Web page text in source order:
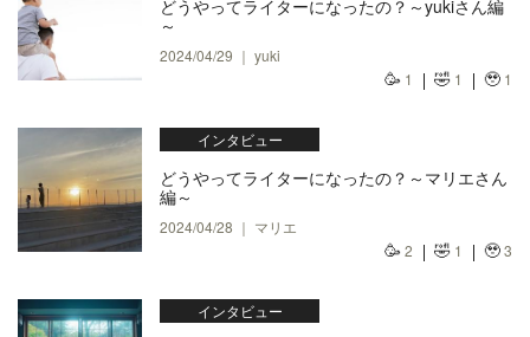
どうやってライターになったの？～yukiさん編
～
2024/04/29 ｜ yuki
🥳 1 🤣 1 🥹 1
インタビュー
どうやってライターになったの？～マリエさん
編～
2024/04/28 ｜ マリエ
🥳 2 🤣 1 🥹3
インタビュー